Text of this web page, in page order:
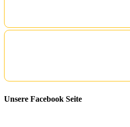
Unsere Facebook Seite